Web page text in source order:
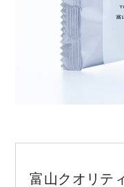
ギフト対応について
富山クオリテ